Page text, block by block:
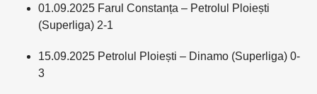
01.09.2025 Farul Constanța – Petrolul Ploiești
(Superliga) 2-1
15.09.2025 Petrolul Ploiești – Dinamo (Superliga) 0-
3